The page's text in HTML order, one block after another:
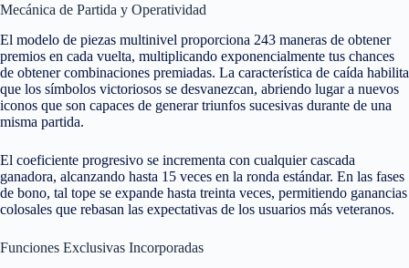
Mecánica de Partida y Operatividad
El modelo de piezas multinivel proporciona 243 maneras de obtener
premios en cada vuelta, multiplicando exponencialmente tus chances
de obtener combinaciones premiadas. La característica de caída habilita
que los símbolos victoriosos se desvanezcan, abriendo lugar a nuevos
iconos que son capaces de generar triunfos sucesivas durante de una
misma partida.
El coeficiente progresivo se incrementa con cualquier cascada
ganadora, alcanzando hasta 15 veces en la ronda estándar. En las fases
de bono, tal tope se expande hasta treinta veces, permitiendo ganancias
colosales que rebasan las expectativas de los usuarios más veteranos.
Funciones Exclusivas Incorporadas